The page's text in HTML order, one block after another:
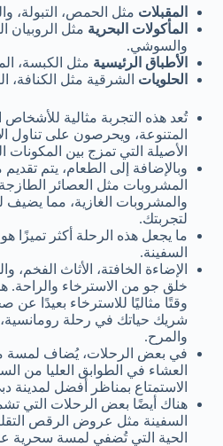
المقبلات مثل الحمص، التبولة،
المأكولات البحرية مثل الروبيان
والسوشي.
الأطباق الرئيسية مثل الكبسة،
الحلويات الشرقية مثل الكنافة،
تُعد هذه التجربة مثالية
المتنوعة، ويحرصون على تناول
الأصيلة التي تمزج بين المكونات
وبالإضافة إلى الطعام، يتم
المشروبات مثل العصائر
والمشروبات الغازية، مما يضيف
لتجربتك.
ما يجعل هذه الرحلة أكثر تميزًا هو
السفينة.
الإضاءة الخافتة، الأثاث
خلق جو من الاسترخاء والراحة.
وقتًا مثاليًا للاسترخاء بعيدًا
شريك حياتك في رحلة رومانسية،
والمرح.
في بعض الرحلات، يُضاف لمسة من
العشاء في الطوابق العليا من
الاستمتاع بمناظر أفضل لمدينة
هناك أيضًا بعض الرحلات التي
السفينة مثل عروض الرقص
الحية التي تُضفي لمسة سحرية